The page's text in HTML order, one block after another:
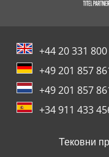
+44 20 331
+49 201 857
+49 201 857
+34 911 433
Тековни